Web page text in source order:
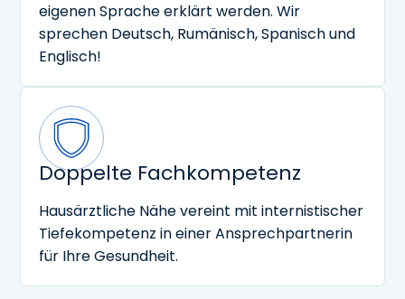
eigenen Sprache erklärt werden. Wir
sprechen Deutsch, Rumänisch, Spanisch und
Englisch!
Doppelte Fachkompetenz
Hausärztliche Nähe vereint mit internistischer
Tiefekompetenz in einer Ansprechpartnerin
für Ihre Gesundheit.